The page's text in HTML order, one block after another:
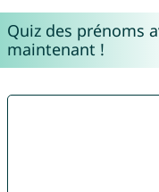
Quiz des prénoms
maintenant !